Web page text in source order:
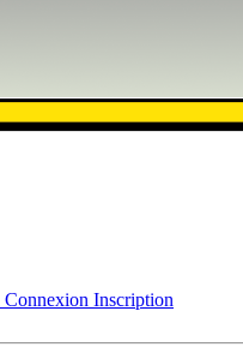
Connexion Inscription